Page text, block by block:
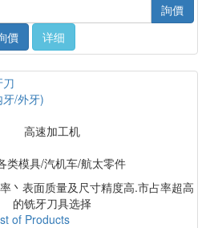
詢價
價
详细
/外牙)
高速加工机
类模具/汽机车/航太零件
丶表面质量及尺寸精度高.市占率超高
的铣牙刀具选择
of Products